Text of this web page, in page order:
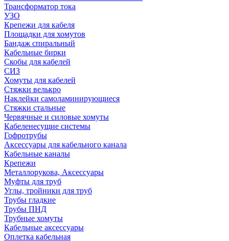
Трансформатор тока
УЗО
Крепежи для кабеля
Площадки для хомутов
Бандаж спиральный
Кабельные бирки
Cкобы для кабелей
СИЗ
Хомуты для кабелей
Стяжки велькро
Наклейки самоламинирующиеся
Стяжки стальные
Червячные и силовые хомуты
Кабеленесущие системы
Гофротрубы
Аксессуары для кабельного канала
Кабельные каналы
Крепежи
Металлорукова, Аксессуары
Муфты для труб
Углы, тройники для труб
Трубы гладкие
Трубы ПНД
Трубные хомуты
Кабельные аксессуары
Оплетка кабельная